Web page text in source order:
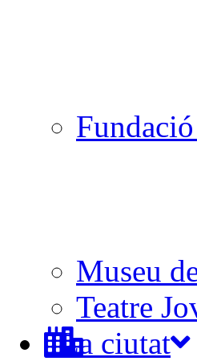
Museu
Teatre
La ciutat